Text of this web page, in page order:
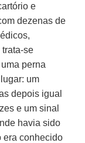
e
dezenas de
se
perna
um
depois igual
e um sinal
havia sido
era conhecido